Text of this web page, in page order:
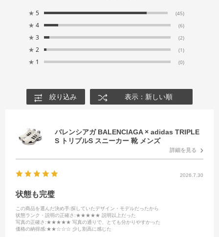
★ 5 (45)
★ 4 (6)
★ 3 (2)
★ 2 (1)
★ 1 (0)
絞り込み 表示：新しい順
バレンシアガ BALENCIAGA × adidas TRIPLE
S トリプルS スニーカー 靴 メンズ
詳細を見る
2026.7.30
状態も完璧
この商品を選んだ決め手:探していたデザイン・モデルだったから
状態ランク・説明の正確さ :★★★★★ 説明以上だった
写真の正確さ :★★★★★ 写真の通りで、とても分かりやすかった
価格の納得感:★★☆☆☆ 少し割高に感じた